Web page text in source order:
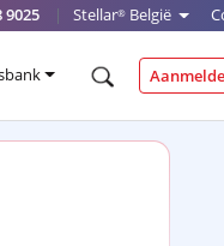
9025 | Stellar®België